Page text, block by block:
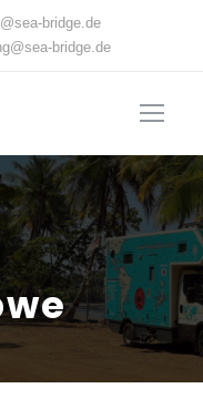
bridge.de
bridge.de